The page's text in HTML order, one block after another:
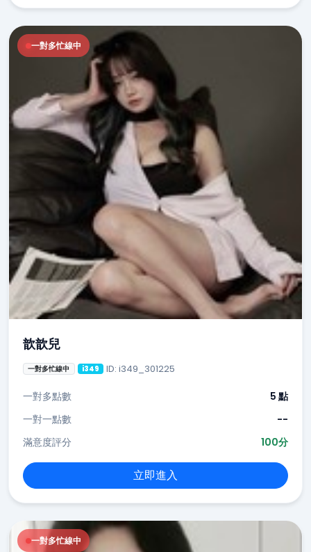
一對多忙線中
歆歆兒
一對多忙線中 i349 ID: i349_301225
一對多點數
5 點
一對一點數
--
滿意度評分
100分
立即進入
一對多忙線中